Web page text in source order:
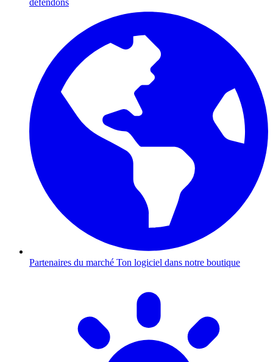
défendons
Partenaires du marché Ton logiciel dans notre boutique